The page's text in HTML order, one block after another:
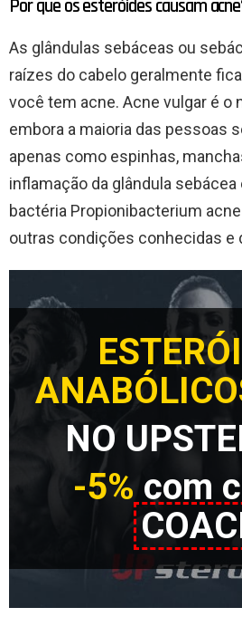
Por que os esteróides causam
As glândulas sebáceas ou
raízes do cabelo geralmente
você tem acne. Acne vulgar é o
embora a maioria das pessoas
apenas como espinhas,
inflamação da glândula sebácea
bactéria Propionibacterium
outras condições conhecidas e
NO
-5% com